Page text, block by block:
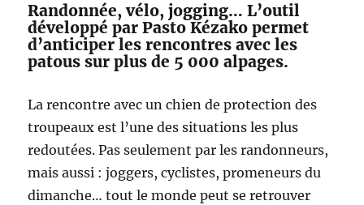
Randonnée, vélo, jogging… L’outil
développé par Pasto Kézako permet
d’anticiper les rencontres avec les
patous sur plus de 5 000 alpages.
La rencontre avec un chien de protection des
troupeaux est l’une des situations les plus
redoutées. Pas seulement par les randonneurs,
mais aussi : joggers, cyclistes, promeneurs du
dimanche… tout le monde peut se retrouver